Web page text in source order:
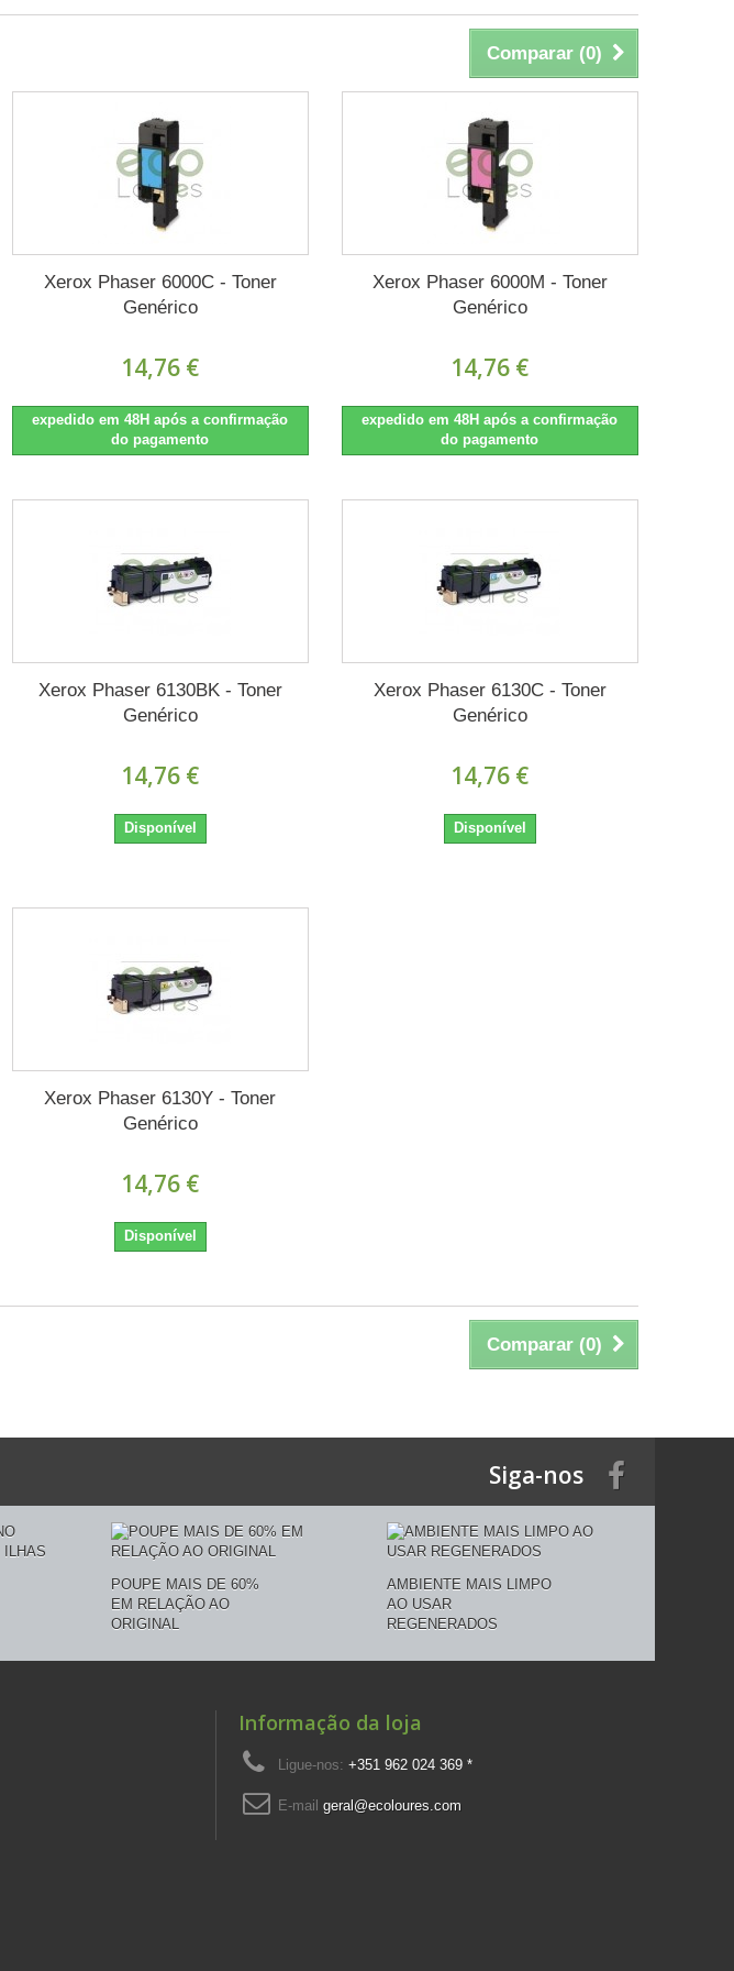
Comparar (0)
Xerox Phaser 6000C - Toner
Genérico
14,76 €
expedido em 48H após a confirmação
do pagamento
Xerox Phaser 6000M - Toner
Genérico
14,76 €
expedido em 48H após a confirmação
do pagamento
Xerox Phaser 6130BK - Toner
Genérico
14,76 €
Disponível
Xerox Phaser 6130C - Toner
Genérico
14,76 €
Disponível
Xerox Phaser 6130Y - Toner
Genérico
14,76 €
Disponível
Comparar (0)
Siga-nos
POUPE MAIS DE 60%
EM RELAÇÃO AO
ORIGINAL
AMBIENTE MAIS LIMPO
AO USAR
REGENERADOS
Informação da loja
Ligue-nos: +351 962 024 369 *
E-mail geral@ecoloures.com